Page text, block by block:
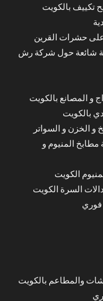
تكييف بالكويت
حشرات القرين
شائعة حول شركة رش
و المصانع بالكويت
بالكويت
و الخزن و السواتر
المنيوم و
الكويت
السرة الكويت
والمطاعم بالكويت